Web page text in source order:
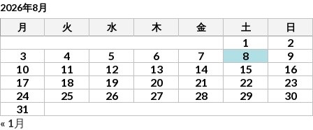
2026年8月
月
火 水 木 金 土 日
1
2
3
4 5 6 7 8
9
10
11 12 13 14 15
16
17
18 19 20 21 22
23
24
25 26 27 28 29
30
31
« 1月